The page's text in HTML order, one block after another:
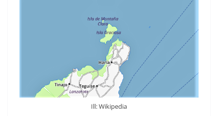
Ill: Wikipedia